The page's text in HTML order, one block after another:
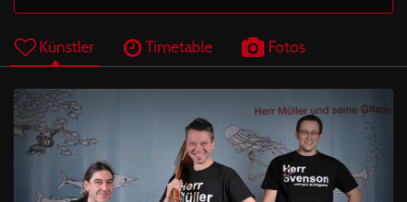
Künstler Timetable Fotos